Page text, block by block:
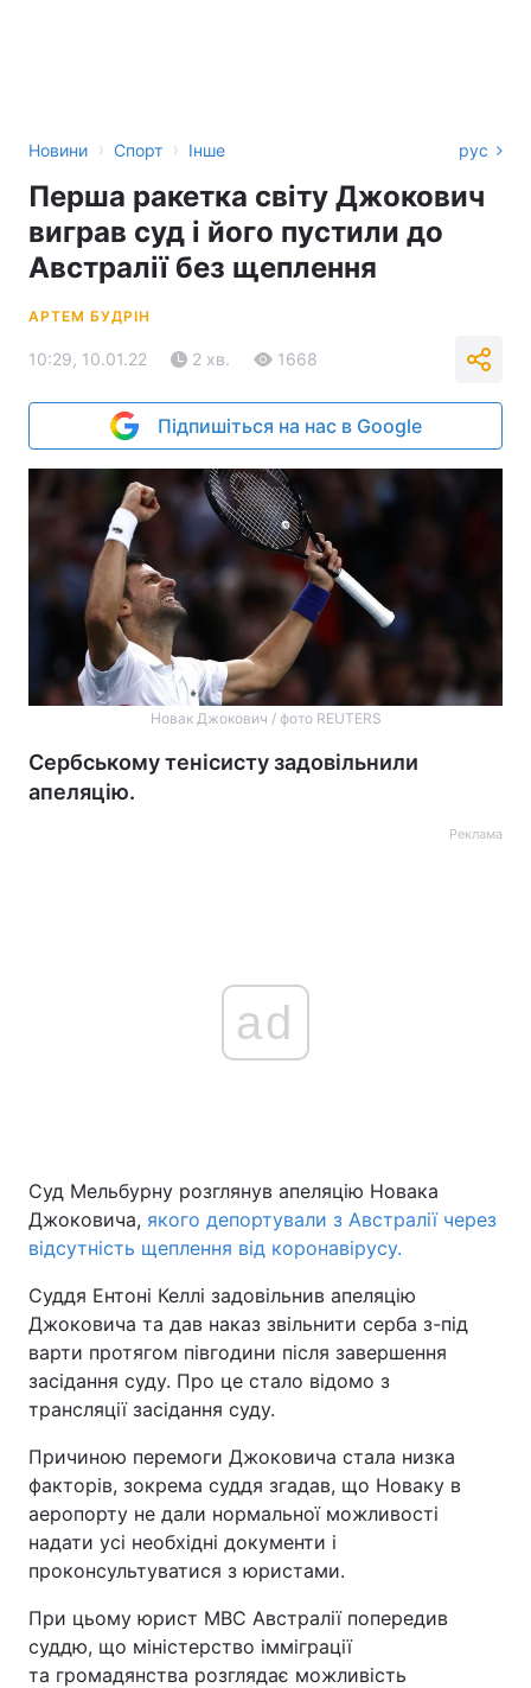
Новини › Спорт › Інше рус
Перша ракетка світу Джокович
виграв суд і його пустили до
Австралії без щеплення
АРТЕМ БУДРІН
10:29, 10.01.22 2 хв. 1668
Підпишіться на нас в Google
Новак Джокович / фото REUTERS
Сербському тенісисту задовільнили
апеляцію.
Реклама
ad
Суд Мельбурну розглянув апеляцію Новака
Джоковича, якого депортували з Австралії через
відсутність щеплення від коронавірусу.
Суддя Ентоні Келлі задовільнив апеляцію
Джоковича та дав наказ звільнити серба з-під
варти протягом півгодини після завершення
засідання суду. Про це стало відомо з
трансляції засідання суду.
Причиною перемоги Джоковича стала низка
факторів, зокрема суддя згадав, що Новаку в
аеропорту не дали нормальної можливості
надати усі необхідні документи і
проконсультуватися з юристами.
При цьому юрист МВС Австралії попередив
суддю, що міністерство імміграції
та громадянства розглядає можливість